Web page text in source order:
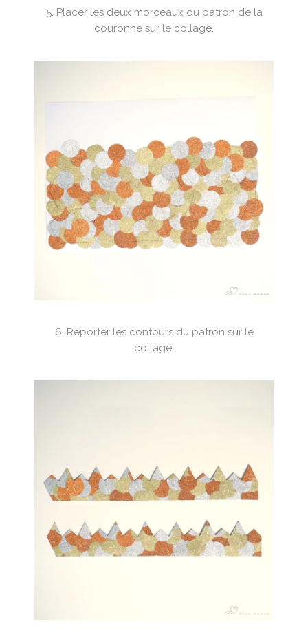
5. Placer les deux morceaux du patron de la
couronne sur le collage.
6. Reporter les contours du patron sur le
collage.